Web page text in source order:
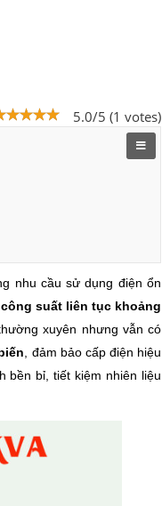
5.0/5 (1 votes)
nhu cầu sử dụng điện ổn
công suất liên tục khoảng
xuyên nhưng vẫn có
, đảm bảo cấp điện hiệu
bền bỉ, tiết kiệm nhiên liệu